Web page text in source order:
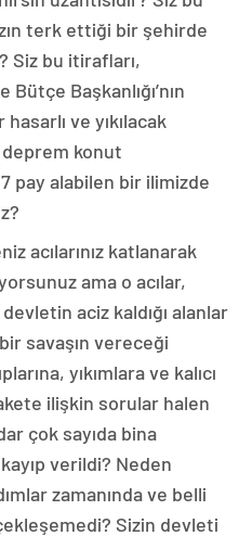
terk ettiği bir şehirde
Siz bu itirafları,
Başkanlığı’nın
ve yıkılacak
konut
pay alabilen bir ilimizde
acılarınız katlanarak
ama o acılar,
aciz kaldığı alanlar
savaşın vereceği
yıkımlara ve kalıcı
ilişkin sorular halen
çok sayıda bina
verildi? Neden
zamanında ve belli
Sizin devleti